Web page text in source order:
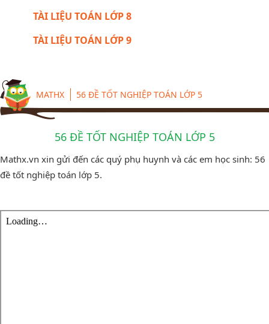
TÀI LIỆU TOÁN LỚP 8
TÀI LIỆU TOÁN LỚP 9
MATHX 56 ĐỀ TỐT NGHIỆP TOÁN LỚP 5
56 ĐỀ TỐT NGHIỆP TOÁN LỚP 5
Mathx.vn xin gửi đến các quý phụ huynh và các em học sinh: 56
đề tốt nghiệp toán lớp 5.